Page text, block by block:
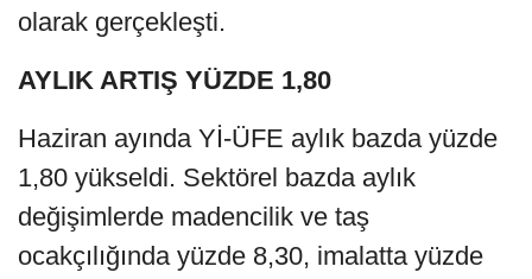
olarak gerçekleşti.
AYLIK ARTIŞ YÜZDE 1,80
Haziran ayında Yİ-ÜFE aylık bazda yüzde
1,80 yükseldi. Sektörel bazda aylık
değişimlerde madencilik ve taş
ocakçılığında yüzde 8,30, imalatta yüzde